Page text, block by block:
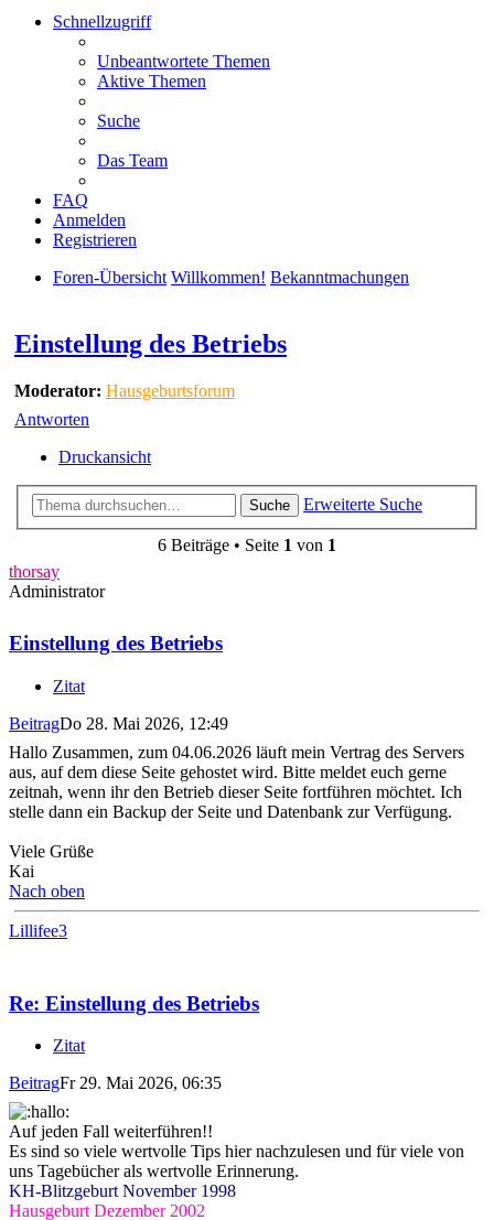
Schnellzugriff
Unbeantwortete Themen
Aktive Themen
Suche
Das Team
FAQ
Anmelden
Registrieren
Foren-Übersicht Willkommen! Bekanntmachungen
Einstellung des Betriebs
Moderator: Hausgeburtsforum
Antworten
Druckansicht
Suche Erweiterte Suche
6 Beiträge • Seite 1 von 1
thorsay
Administrator
Einstellung des Betriebs
Zitat
BeitragDo 28. Mai 2026, 12:49
Hallo Zusammen, zum 04.06.2026 läuft mein Vertrag des Servers
aus, auf dem diese Seite gehostet wird. Bitte meldet euch gerne
zeitnah, wenn ihr den Betrieb dieser Seite fortführen möchtet. Ich
stelle dann ein Backup der Seite und Datenbank zur Verfügung.
Viele Grüße
Kai
Nach oben
Lillifee3
Re: Einstellung des Betriebs
Zitat
BeitragFr 29. Mai 2026, 06:35
Auf jeden Fall weiterführen!!
Es sind so viele wertvolle Tips hier nachzulesen und für viele von
uns Tagebücher als wertvolle Erinnerung.
KH-Blitzgeburt November 1998
Hausgeburt Dezember 2002